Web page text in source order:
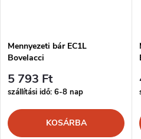
Mennyezeti bár EC1L
Bovelacci
5 793 Ft
szállítási idő: 6-8 nap
KOSÁRBA